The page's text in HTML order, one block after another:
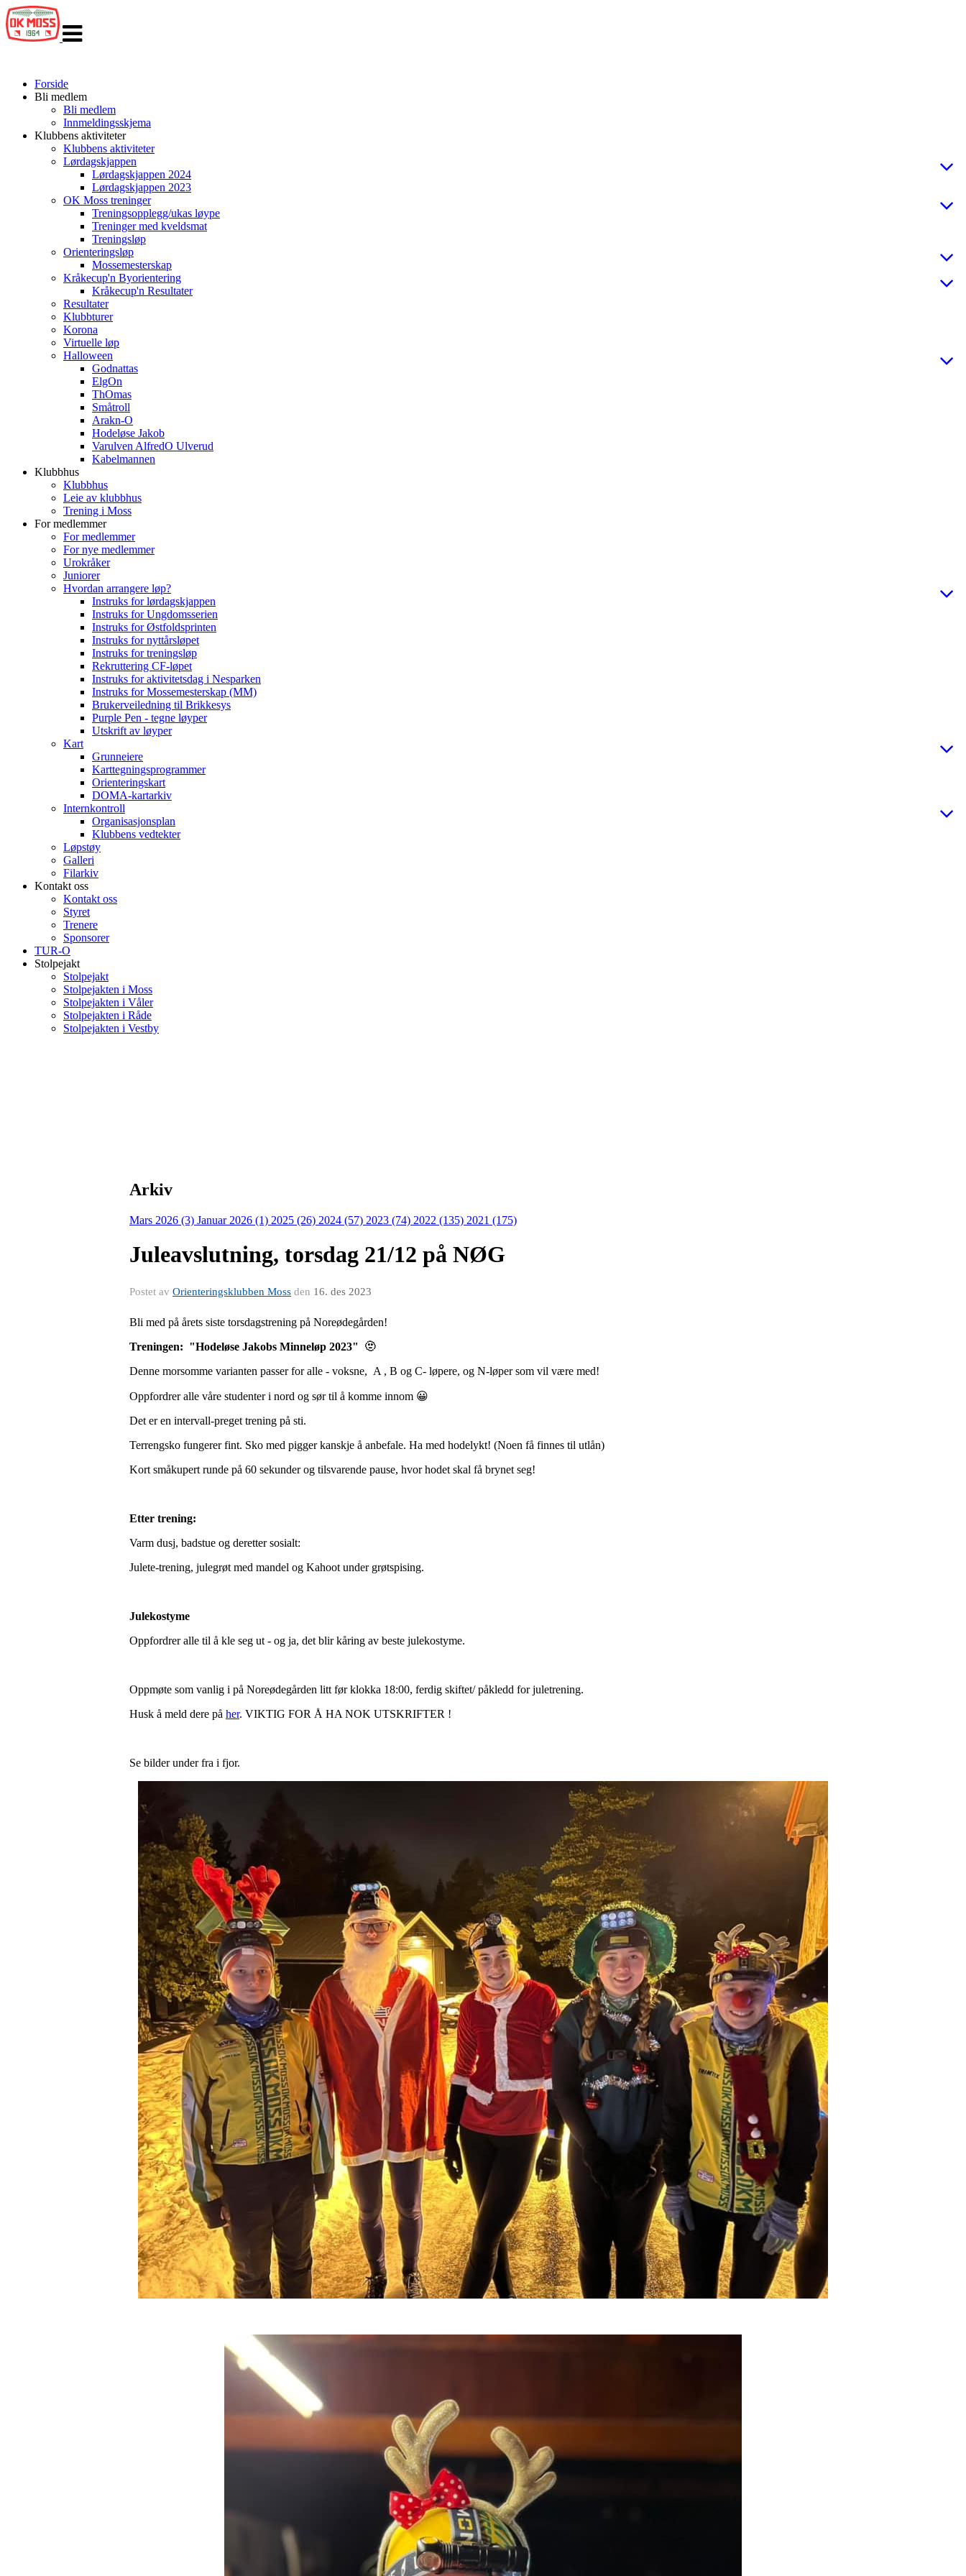
navigasjon
Forside
Bli medlem
Bli medlem
Innmeldingsskjema
Klubbens aktiviteter
Klubbens aktiviteter
Lørdagskjappen
Lørdagskjappen 2024
Lørdagskjappen 2023
OK Moss treninger
Treningsopplegg/ukas løype
Treninger med kveldsmat
Treningsløp
Orienteringsløp
Mossemesterskap
Kråkecup'n Byorientering
Kråkecup'n Resultater
Resultater
Klubbturer
Korona
Virtuelle løp
Halloween
Godnattas
ElgOn
ThOmas
Småtroll
Arakn-O
Hodeløse Jakob
Varulven AlfredO Ulverud
Kabelmannen
Klubbhus
Klubbhus
Leie av klubbhus
Trening i Moss
For medlemmer
For medlemmer
For nye medlemmer
Urokråker
Juniorer
Hvordan arrangere løp?
Instruks for lørdagskjappen
Instruks for Ungdomsserien
Instruks for Østfoldsprinten
Instruks for nyttårsløpet
Instruks for treningsløp
Rekruttering CF-løpet
Instruks for aktivitetsdag i Nesparken
Instruks for Mossemesterskap (MM)
Brukerveiledning til Brikkesys
Purple Pen - tegne løyper
Utskrift av løyper
Kart
Grunneiere
Karttegningsprogrammer
Orienteringskart
DOMA-kartarkiv
Internkontroll
Organisasjonsplan
Klubbens vedtekter
Løpstøy
Galleri
Filarkiv
Kontakt oss
Kontakt oss
Styret
Trenere
Sponsorer
TUR-O
Stolpejakt
Stolpejakt
Stolpejakten i Moss
Stolpejakten i Våler
Stolpejakten i Råde
Stolpejakten i Vestby
Arkiv
Mars 2026 (3) Januar 2026 (1) 2025 (26) 2024 (57) 2023 (74) 2022 (135) 2021 (175)
Juleavslutning, torsdag 21/12 på NØG
Postet av Orienteringsklubben Moss den 16. des 2023
Bli med på årets siste torsdagstrening på Noreødegården!
Treningen: "Hodeløse Jakobs Minneløp 2023" 🫥
Denne morsomme varianten passer for alle - voksne, A , B og C- løpere, og N-løper som vil være med!
Oppfordrer alle våre studenter i nord og sør til å komme innom 😀
Det er en intervall-preget trening på sti.
Terrengsko fungerer fint. Sko med pigger kanskje å anbefale. Ha med hodelykt! (Noen få finnes til utlån)
Kort småkupert runde på 60 sekunder og tilsvarende pause, hvor hodet skal få brynet seg!
Etter trening:
Varm dusj, badstue og deretter sosialt:
Julete-trening, julegrøt med mandel og Kahoot under grøtspising.
Julekostyme
Oppfordrer alle til å kle seg ut - og ja, det blir kåring av beste julekostyme.
Oppmøte som vanlig i på Noreødegården litt før klokka 18:00, ferdig skiftet/ påkledd for juletrening.
Husk å meld dere på her. VIKTIG FOR Å HA NOK UTSKRIFTER !
Se bilder under fra i fjor.